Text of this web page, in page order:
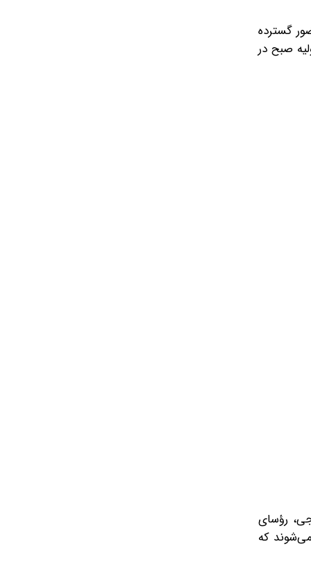
گسترده
صبح در
خارجی، رؤسای
که